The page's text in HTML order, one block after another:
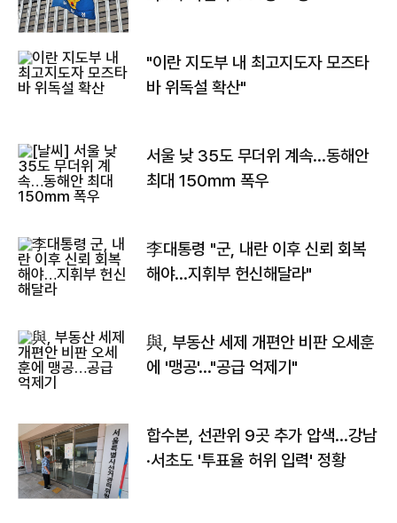
"이란 지도부 내 최고지도자 모즈타
바 위독설 확산"
서울 낮 35도 무더위 계속…동해안
최대 150㎜ 폭우
李대통령 "군, 내란 이후 신뢰 회복
해야…지휘부 헌신해달라"
與, 부동산 세제 개편안 비판 오세훈
에 '맹공'…"공급 억제기"
합수본, 선관위 9곳 추가 압색…강남
·서초도 '투표율 허위 입력' 정황